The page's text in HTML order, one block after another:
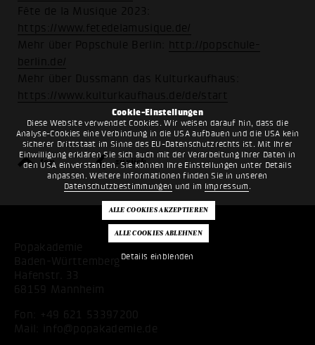
Cookie-Einstellungen
Diese Website verwendet Cookies. Wir weisen darauf hin, dass die
Analyse-Cookies eine Verbindung in die USA aufbauen und die USA kein
sicherer Drittstaat im Sinne des EU-Datenschutzrechts ist. Mit Ihrer
Einwilligung erklären Sie sich auch mit der Verarbeitung Ihrer Daten in
den USA einverstanden. Sie können Ihre Einstellungen unter Details
anpassen. Weitere Informationen finden Sie in unseren
Datenschutzbestimmungen und im Impressum .
Details einblenden
Fête de la Musique 2023:
https://www.fetedelamusique.de/
Mehr über Popschule Berlin:
http://popschule-
berlin.de/
Mehr über Dussmann das Kulturkaufhaus:
https://www.kulturkaufhaus.de/de/start
top zurück
Popakademie
Baden-Württemberg
Hafenstr. 33
68159 Mannheim
Fon:
+49 621 53397200
Mail:
info@popakademie.de